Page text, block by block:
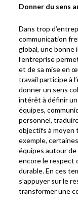
Donner du sens
Dans trop
communication
global, une
l’entreprise
et de sa mise en
travail participe à
donner un sens
intérêt à définir
équipes,
personnel,
objectifs à moyen
exemple,
équipes autour
encore le respect
durable. En ces
s’appuyer sur le
transformer une